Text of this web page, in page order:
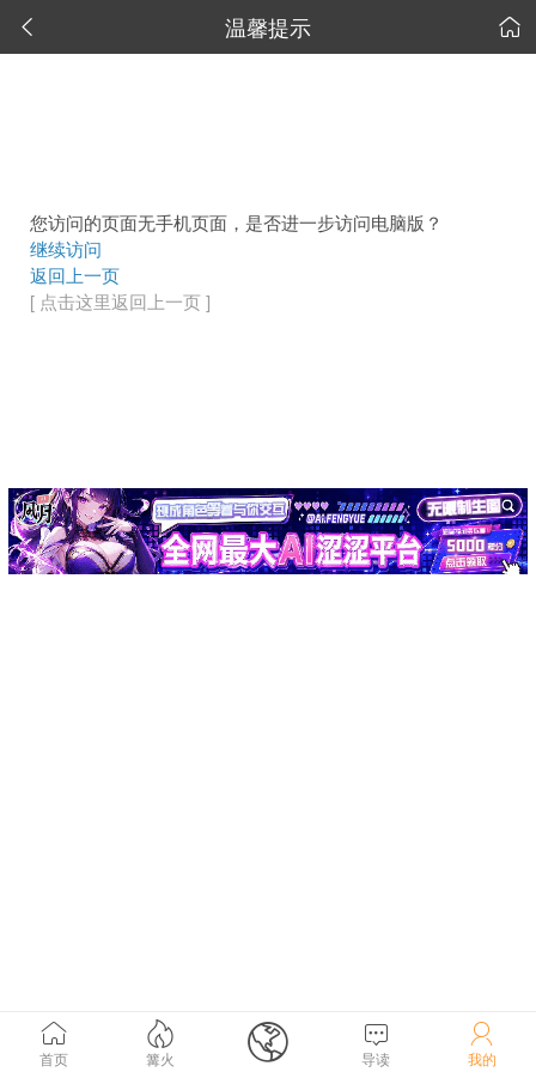
 温馨提示 
您访问的页面无手机页面，是否进一步访问电脑版？
继续访问
返回上一页
[ 点击这里返回上一页 ]

首页

篝火  
导读

我的